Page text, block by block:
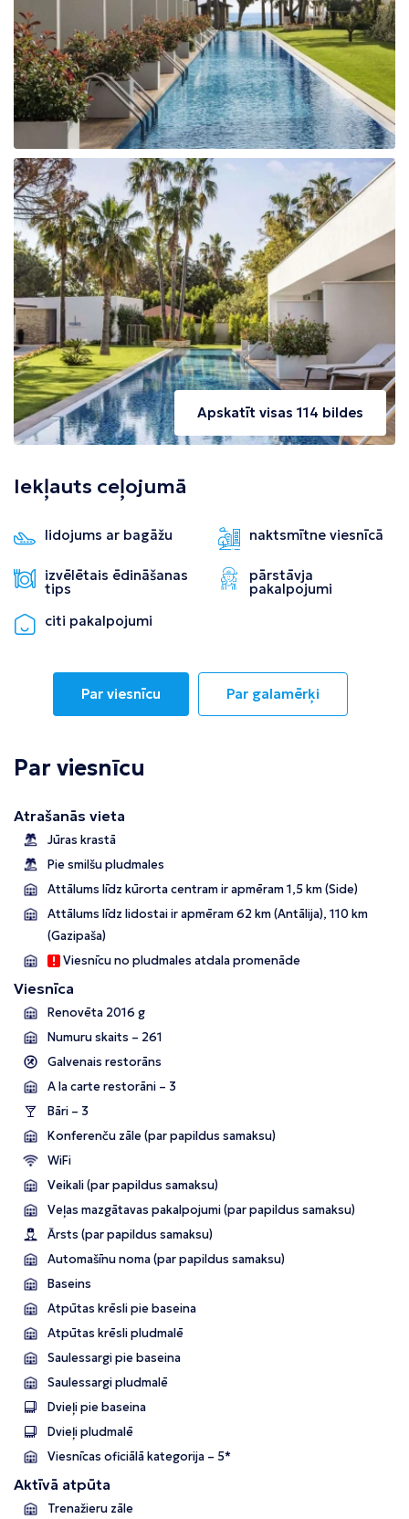
Apskatīt visas 114 bildes
Iekļauts ceļojumā
lidojums ar bagāžu naktsmītne viesnīcā
izvēlētais ēdināšanas
tips
pārstāvja
pakalpojumi
citi pakalpojumi
Par viesnīcu Par galamērķi
Par viesnīcu
Atrašanās vieta
Jūras krastā
Pie smilšu pludmales
Attālums līdz kūrorta centram ir apmēram 1,5 km (Side)
Attālums līdz lidostai ir apmēram 62 km (Antālija), 110 km
(Gazipaša)
Viesnīcu no pludmales atdala promenāde
Viesnīca
Renovēta 2016 g
Numuru skaits – 261
Galvenais restorāns
A la carte restorāni – 3
Bāri – 3
Konferenču zāle (par papildus samaksu)
WiFi
Veikali (par papildus samaksu)
Veļas mazgātavas pakalpojumi (par papildus samaksu)
Ārsts (par papildus samaksu)
Automašīnu noma (par papildus samaksu)
Baseins
Atpūtas krēsli pie baseina
Atpūtas krēsli pludmalē
Saulessargi pie baseina
Saulessargi pludmalē
Dvieļi pie baseina
Dvieļi pludmalē
Viesnīcas oficiālā kategorija – 5*
Aktīvā atpūta
Trenažieru zāle